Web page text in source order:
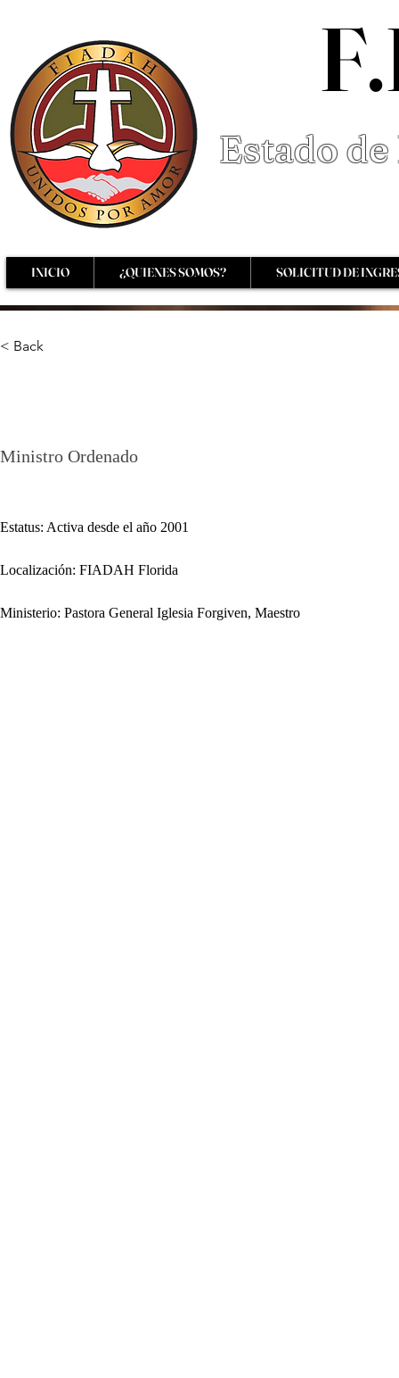
Estado
INICIO ¿QUIENES SOMOS? SOLICITUD DE
< Back
Ministro Ordenado
Estatus: Activa desde el año 2001
Localización: FIADAH Florida
Ministerio: Pastora General Iglesia Forgiven, Maestro